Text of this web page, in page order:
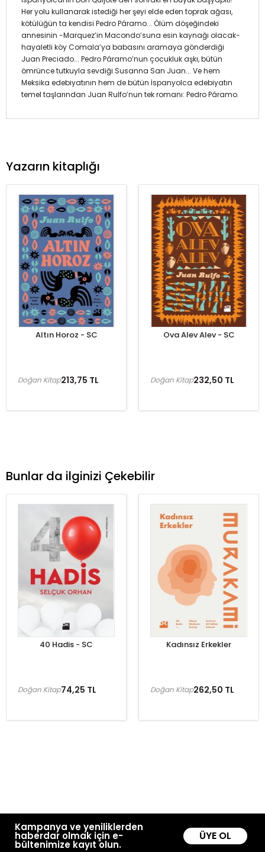
Her yolu kullanarak istediği her şeyi elde eden toprak ağası,
kötülüğün ta kendisi Pedro Páramo... Ölüm döşeğindeki
annesinin -Marquez’in Macondo’suna esin kaynağı olacak-
hayaletli köy Comala’ya babasını aramaya gönderdiği
Juan Preciado... Pedro Páramo’nun çocukluk aşkı, bütün
ömrünce tutkuyla sevdiği Susanna San Juan... Ve hem
Meksika edebiyatının hem de bütün İspanyolca edebiyatın
temel taşlarından Juan Rulfo’nun tek romanı: Pedro Páramo.
Yazarın kitaplığı
Altın Horoz - SC
213,75 TL
Doğan Kitap
Ova Alev Alev - SC
232,50 TL
Doğan Kitap
Bunlar da ilginizi Çekebilir
40 Hadis - SC
74,25 TL
Doğan Kitap
Kadınsız Erkekler
262,50 TL
Doğan Kitap
Kampanya ve yeniliklerden
haberdar olmak için e-
bültenimize kayıt olun.
ÜYE OL